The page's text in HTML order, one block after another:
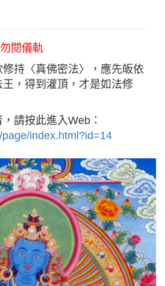
閱儀軌
持〈真佛密法〉，應先皈依
，得到灌頂，才是如法修
請按此進入Web：
index.html?id=14